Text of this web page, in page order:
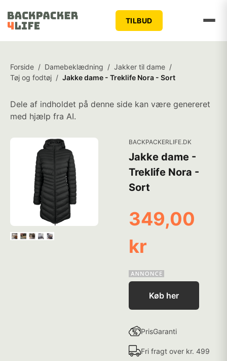
TILBUD
Forside / Damebeklædning / Jakker til dame /
Tøj og fodtøj / Jakke dame - Treklife Nora - Sort
Dele af indholdet på denne side kan være genereret
med hjælp fra AI.
BACKPACKERLIFE.DK
Jakke dame -
Treklife Nora -
Sort
349,00
kr
Køb her
PrisGaranti
Fri fragt over kr. 499